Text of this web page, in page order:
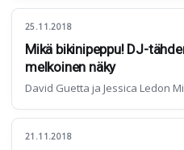
25.11.2018
Mikä bikinipeppu! DJ-
melkoinen näky
David Guetta ja Jessica Ledon
21.11.2018